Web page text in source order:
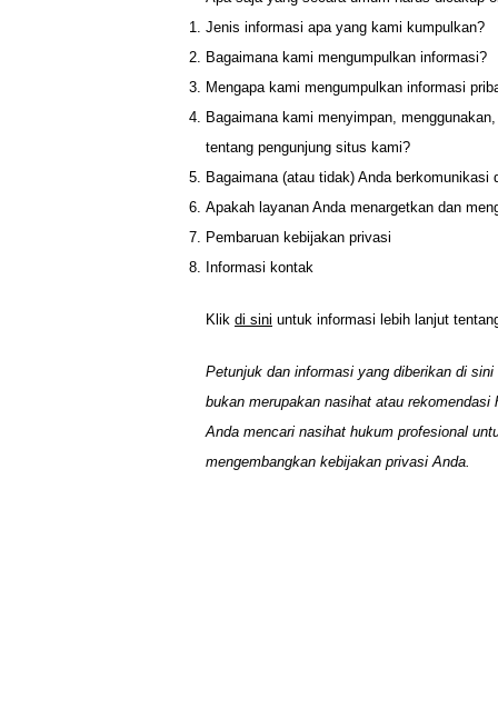
Jenis informasi apa yang kami kumpulkan?
Bagaimana kami mengumpulkan informasi?
Mengapa kami mengumpulkan informasi
Bagaimana kami menyimpan,
tentang pengunjung situs kami?
Bagaimana (atau tidak) Anda berkomunikasi
Apakah layanan Anda menargetkan dan
Pembaruan kebijakan privasi
Informasi kontak
Klik di sini untuk informasi lebih lanjut
Petunjuk dan informasi yang diberikan di
bukan merupakan nasihat atau
Anda mencari nasihat hukum profesional
mengembangkan kebijakan privasi Anda.